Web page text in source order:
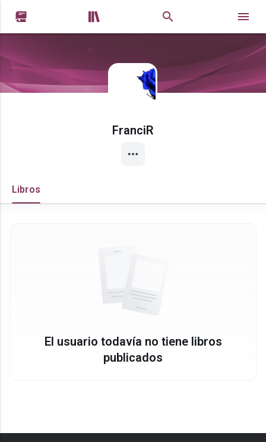
 
FranciR
Libros
El usuario todavía no tiene libros
publicados